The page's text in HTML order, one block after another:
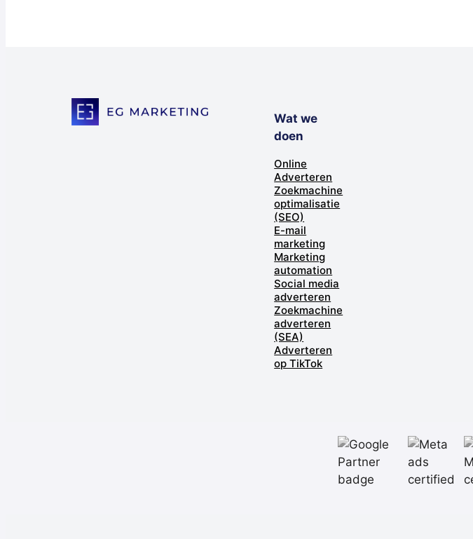
Wat we
doen
Online
Adverteren
Zoekmachine
optimalisatie
(SEO)
E-mail
marketing
Marketing
automation
Social media
adverteren
Zoekmachine
adverteren
(SEA)
Adverteren
op TikTok